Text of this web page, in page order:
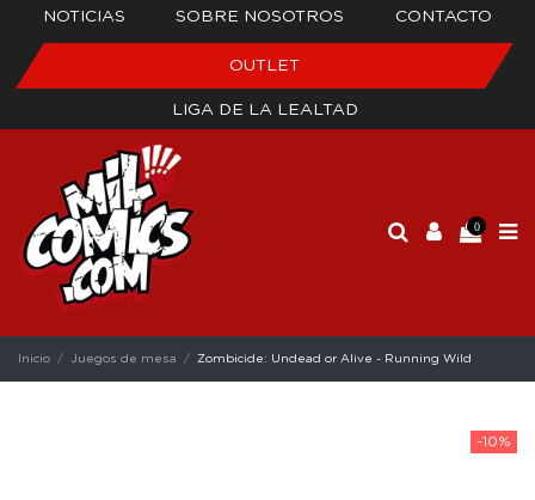
NOTICIAS SOBRE NOSOTROS CONTACTO
OUTLET
LIGA DE LA LEALTAD
0
Inicio Juegos de mesa Zombicide: Undead or Alive - Running Wild
-10%